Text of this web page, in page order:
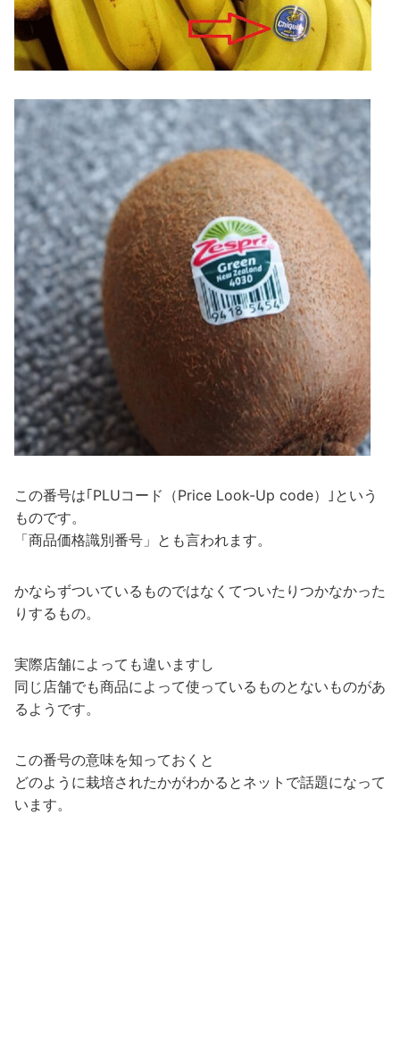
この番号は｢PLUコード（Price Look-Up code）｣という
ものです。
「商品価格識別番号」とも言われます。
かならずついているものではなくてついたりつかなかった
りするもの。
実際店舗によっても違いますし
同じ店舗でも商品によって使っているものとないものがあ
るようです。
この番号の意味を知っておくと
どのように栽培されたかがわかるとネットで話題になって
います。